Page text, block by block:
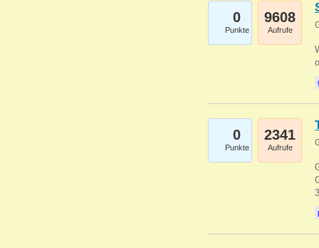
0
Punkte
9608
Aufrufe
0
Punkte
2341
Aufrufe